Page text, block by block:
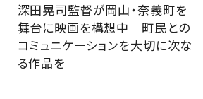
深田晃司監督が岡山・奈義町を
舞台に映画を構想中 町民との
コミュニケーションを大切に次な
る作品を